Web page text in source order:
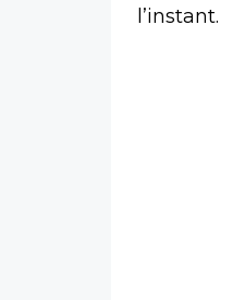
l’instant.